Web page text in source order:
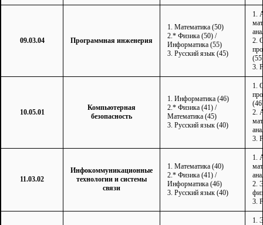
09.03.04 Программная инженерия
1. Математика (50)
2.* Физика (50) /
Информатика (55)
3. Русский язык (45)
1.
2.
3.
10.05.01
Компьютерная
безопасность
1. Информатика (46)
2.* Физика (41) /
Математика (45)
3. Русский язык (40)
1.
2.
3.
11.03.02
Инфокоммуникационные
технологии и системы
связи
1. Математика (40)
2.* Физика (41) /
Информатика (46)
3. Русский язык (40)
1.
2.
3.
1.